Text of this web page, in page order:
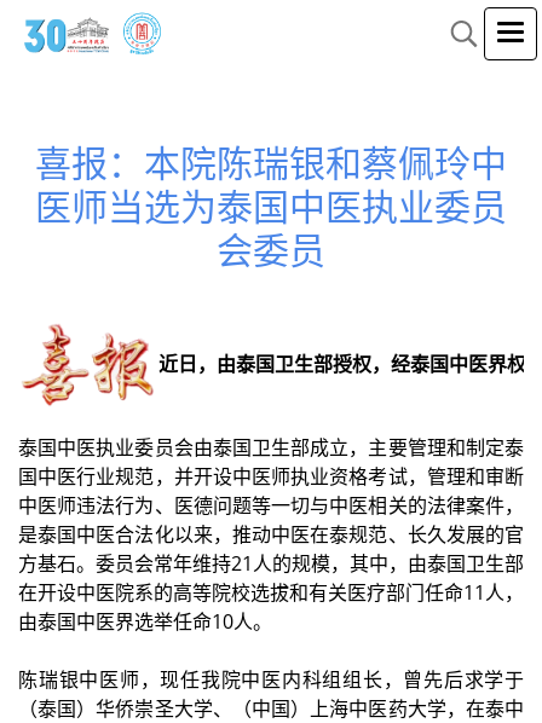
喜报：本院陈瑞银和蔡佩玲中
医师当选为泰国中医执业委员
会委员
近日，由泰国卫生部授权，经泰国中医界权
泰国中医执业委员会由泰国卫生部成立，主要管理和制定泰
国中医行业规范，并开设中医师执业资格考试，管理和审断
中医师违法行为、医德问题等一切与中医相关的法律案件，
是泰国中医合法化以来，推动中医在泰规范、长久发展的官
方基石。委员会常年维持21人的规模，其中，由泰国卫生部
在开设中医院系的高等院校选拔和有关医疗部门任命11人，
由泰国中医界选举任命10人。
陈瑞银中医师，现任我院中医内科组组长，曾先后求学于
（泰国）华侨崇圣大学、（中国）上海中医药大学，在泰中